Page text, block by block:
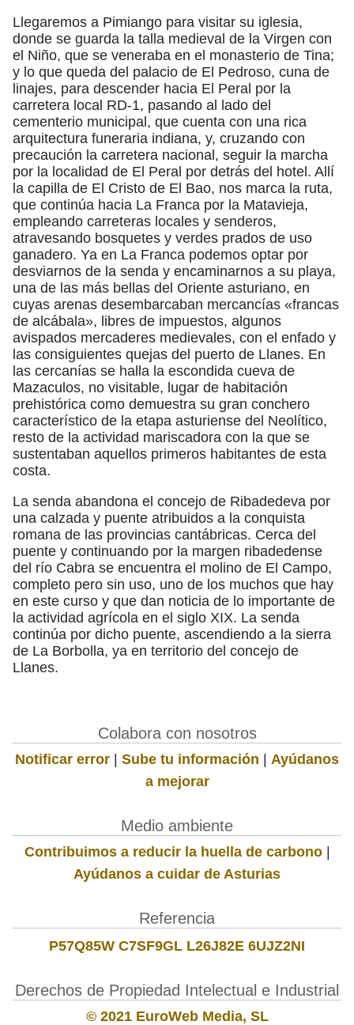
Llegaremos a Pimiango para visitar su iglesia,
donde se guarda la talla medieval de la Virgen con
el Niño, que se veneraba en el monasterio de Tina;
y lo que queda del palacio de El Pedroso, cuna de
linajes, para descender hacia El Peral por la
carretera local RD-1, pasando al lado del
cementerio municipal, que cuenta con una rica
arquitectura funeraria indiana, y, cruzando con
precaución la carretera nacional, seguir la marcha
por la localidad de El Peral por detrás del hotel. Allí
la capilla de El Cristo de El Bao, nos marca la ruta,
que continúa hacia La Franca por la Matavieja,
empleando carreteras locales y senderos,
atravesando bosquetes y verdes prados de uso
ganadero. Ya en La Franca podemos optar por
desviarnos de la senda y encaminarnos a su playa,
una de las más bellas del Oriente asturiano, en
cuyas arenas desembarcaban mercancías «francas
de alcábala», libres de impuestos, algunos
avispados mercaderes medievales, con el enfado y
las consiguientes quejas del puerto de Llanes. En
las cercanías se halla la escondida cueva de
Mazaculos, no visitable, lugar de habitación
prehistórica como demuestra su gran conchero
característico de la etapa asturiense del Neolítico,
resto de la actividad mariscadora con la que se
sustentaban aquellos primeros habitantes de esta
costa.
La senda abandona el concejo de Ribadedeva por
una calzada y puente atribuidos a la conquista
romana de las provincias cantábricas. Cerca del
puente y continuando por la margen ribadedense
del río Cabra se encuentra el molino de El Campo,
completo pero sin uso, uno de los muchos que hay
en este curso y que dan noticia de lo importante de
la actividad agrícola en el siglo XIX. La senda
continúa por dicho puente, ascendiendo a la sierra
de La Borbolla, ya en territorio del concejo de
Llanes.
Colabora con nosotros
Notificar error | Sube tu información | Ayúdanos
a mejorar
Medio ambiente
Contribuimos a reducir la huella de carbono|
Ayúdanos a cuidar de Asturias
Referencia
P57Q85W C7SF9GL L26J82E 6UJZ2NI
Derechos de Propiedad Intelectual e Industrial
© 2021 EuroWeb Media, SL